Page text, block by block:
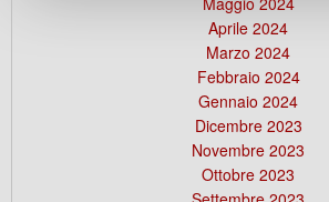
Aprile 2024
Marzo 2024
Febbraio 2024
Gennaio 2024
Dicembre 2023
Novembre 2023
Ottobre 2023